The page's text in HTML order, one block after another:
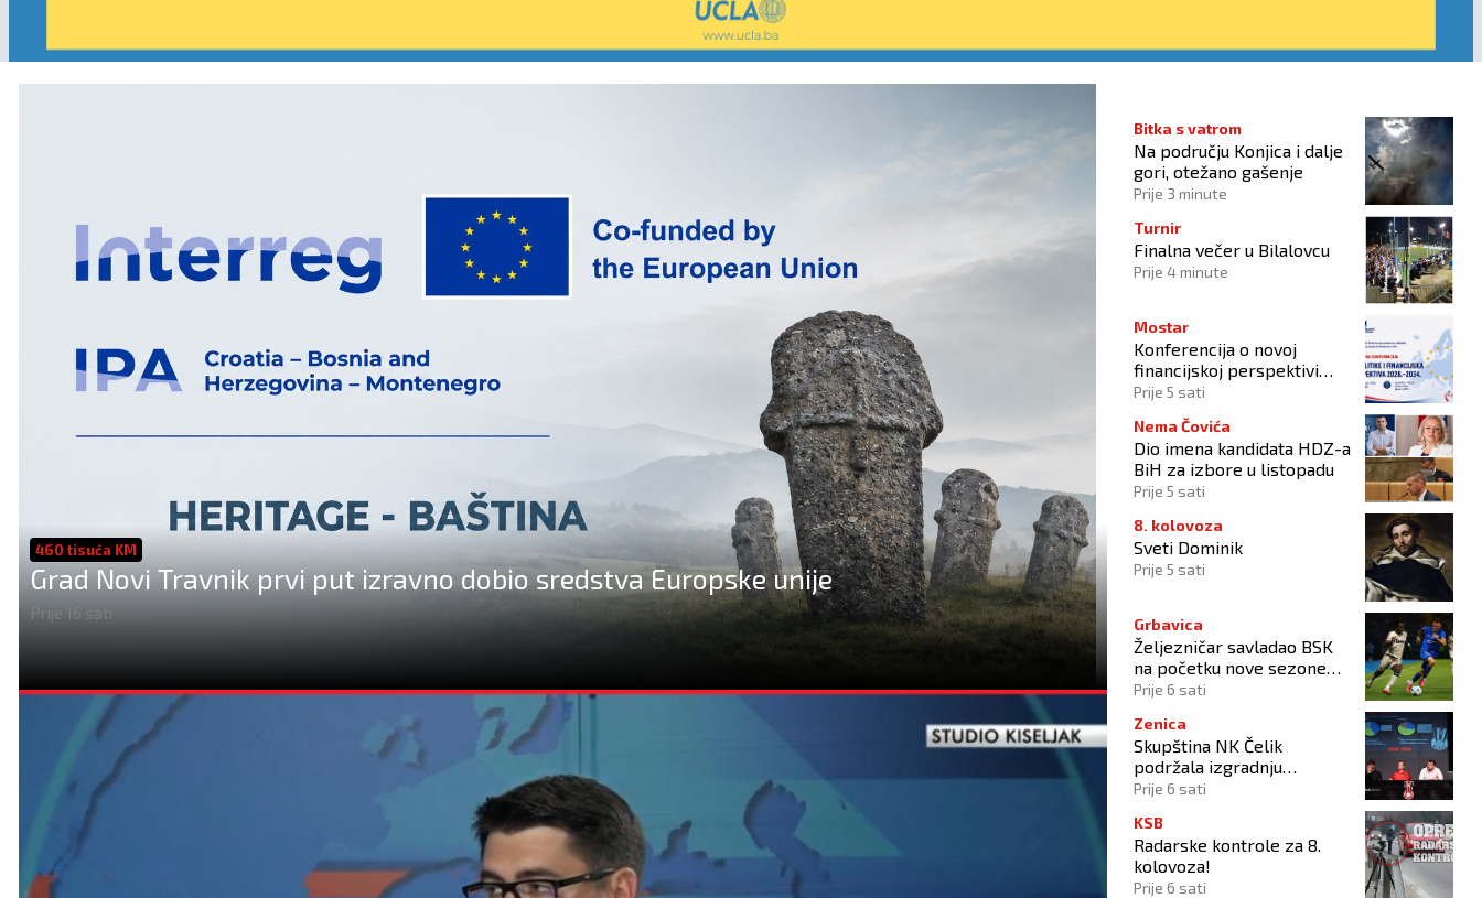
460 tisuća KM
Grad Novi Travnik prvi put izravno dobio sredstva Europske unije
Prije 16 sati
Bitka s vatrom
Na području Konjica i dalje
gori, otežano gašenje
Prije 3 minute
Turnir
Finalna večer u Bilalovcu
Prije 4 minute
Mostar
Konferencija o novoj
financijskoj perspektivi
Europske unije 2028.–2034.
Prije 5 sati
Nema Čovića
Dio imena kandidata HDZ-a
BiH za izbore u listopadu
Prije 5 sati
8. kolovoza
Sveti Dominik
Prije 5 sati
Grbavica
Željezničar savladao BSK
na početku nove sezone
Wwin lige BiH
Prije 6 sati
Zenica
Skupština NK Čelik
podržala izgradnju
Nacionalnog stadiona
Prije 6 sati
KSB
Radarske kontrole za 8.
kolovoza!
Prije 6 sati